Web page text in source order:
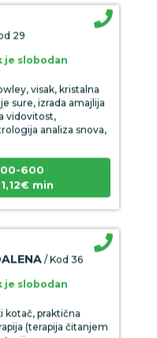
29
slobodan
visak, kristalna
sure, izrada amajlija
vidovitost,
analiza snova,
600
min
/ Kod 36
slobodan
praktična
(terapija čitanjem